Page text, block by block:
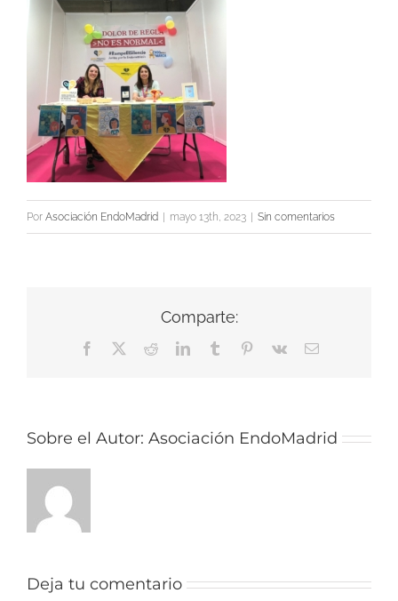
Por Asociación EndoMadrid | mayo 13th, 2023 | Sin comentarios
Comparte:
Facebook RedditLinkedInTumblr Pinterest
Vk
Correo
Sobre el Autor: Asociación EndoMadrid
Deja tu comentario